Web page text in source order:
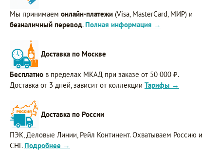
Мы принимаем онлайн-платежи (Visa, MasterCard, МИР) и
безналичный перевод. Полная информация →
Доставка по Москве
Бесплатно в пределах МКАД при заказе от 50 000 ₽.
Доставка от 3 дней, зависит от коллекции Тарифы →
Доставка по России
ПЭК, Деловые Линии, Рейл Континент. Охватываем Россию и
СНГ. Подробнее →